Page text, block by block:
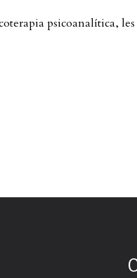
psicoanalítica, les